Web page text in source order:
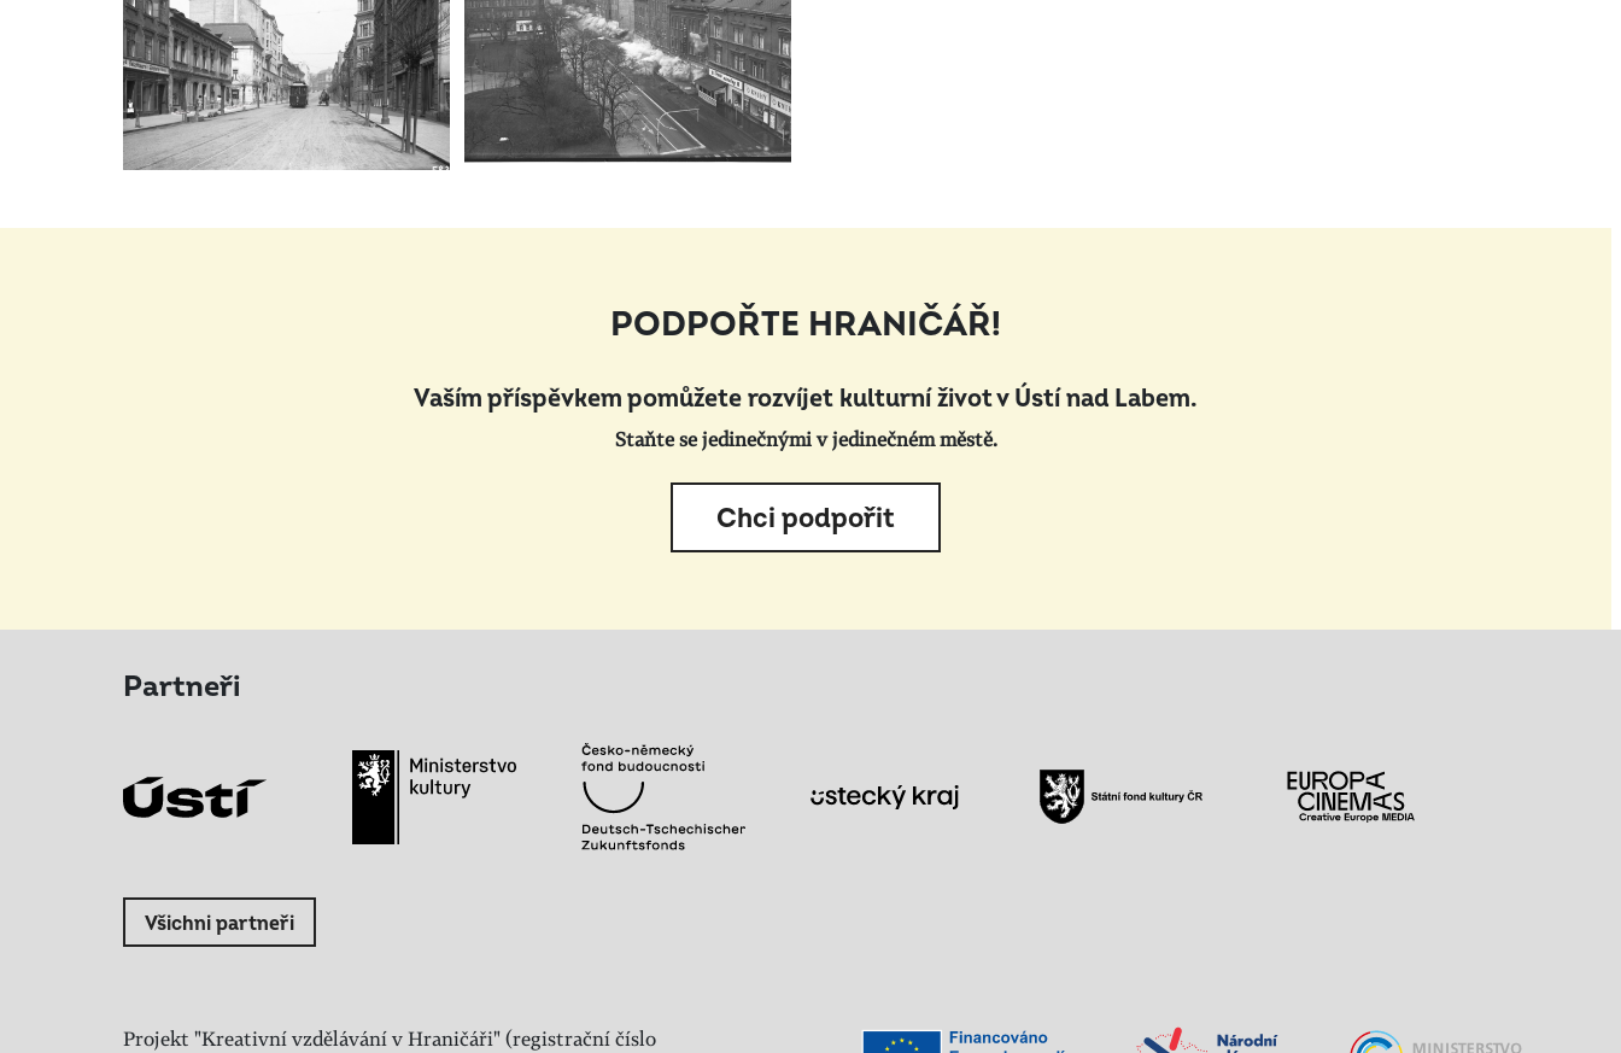
PODPOŘTE HRANIČÁŘ!
Vaším příspěvkem pomůžete rozvíjet kulturní život v Ústí nad Labem.
Staňte se jedinečnými v jedinečném městě.
Chci podpořit
Partneři
Všichni partneři
Projekt "Kreativní vzdělávání v Hraničáři" (registrační číslo